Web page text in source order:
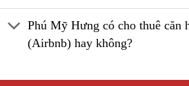
Phú Mỹ Hưng có cho thuê căn
(Airbnb) hay không?